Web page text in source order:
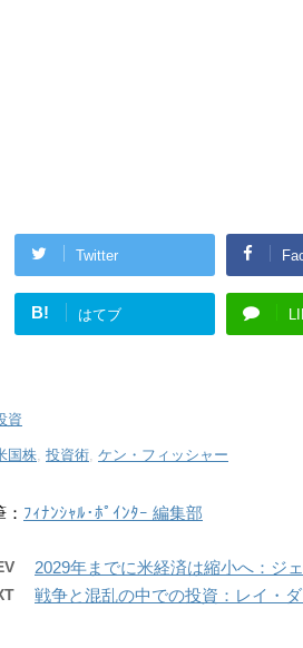
Twitter
B! はてブ
資
国株, 投資術, ケン・フィッシャー
ﾌｨﾅﾝｼｬﾙ･ﾎﾟｲﾝﾀｰ 編集部
2029年までに米経済は縮小へ：ジ
戦争と混乱の中での投資：レイ・